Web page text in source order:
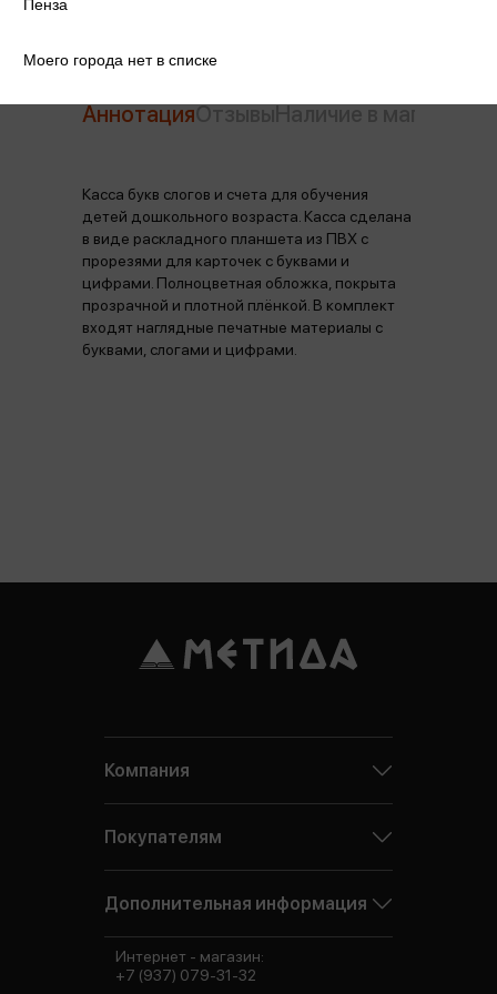
Аннотация
Касса букв слогов и счета для обучения
детей дошкольного возраста. Касса сделана
в виде раскладного планшета из ПВХ с
прорезями для карточек с буквами и
цифрами. Полноцветная обложка, покрыта
прозрачной и плотной плёнкой. В комплект
входят наглядные печатные материалы с
буквами, слогами и цифрами.
Пенза
Моего города нет в списке
Компания
Покупателям
Дополнительная информация
Интернет - магазин:
+7 (937) 079-31-32